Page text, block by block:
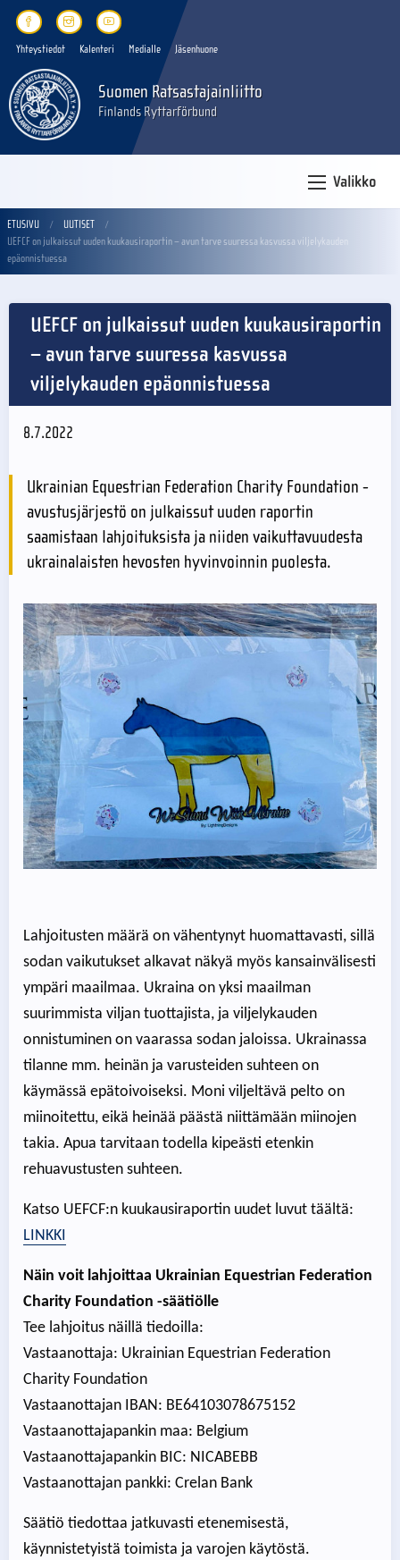
Yhteystiedot Kalenteri Medialle Jäsenhuone
Suomen Ratsastajainliitto
Finlands Ryttarförbund
Valikko
ETUSIVU
UUTISET
UEFCF on julkaissut uuden kuukausiraportin – avun tarve suuressa kasvussa viljelykauden
epäonnistuessa
UEFCF on julkaissut uuden kuukausiraportin
– avun tarve suuressa kasvussa
viljelykauden epäonnistuessa
8.7.2022
Ukrainian Equestrian Federation Charity Foundation -
avustusjärjestö on julkaissut uuden raportin
saamistaan lahjoituksista ja niiden vaikuttavuudesta
ukrainalaisten hevosten hyvinvoinnin puolesta.
Lahjoitusten määrä on vähentynyt huomattavasti, sillä
sodan vaikutukset alkavat näkyä myös kansainvälisesti
ympäri maailmaa. Ukraina on yksi maailman
suurimmista viljan tuottajista, ja viljelykauden
onnistuminen on vaarassa sodan jaloissa. Ukrainassa
tilanne mm. heinän ja varusteiden suhteen on
käymässä epätoivoiseksi. Moni viljeltävä pelto on
miinoitettu, eikä heinää päästä niittämään miinojen
takia. Apua tarvitaan todella kipeästi etenkin
rehuavustusten suhteen.
Katso UEFCF:n kuukausiraportin uudet luvut täältä:
LINKKI
Näin voit lahjoittaa Ukrainian Equestrian Federation
Charity Foundation -säätiölle
Tee lahjoitus näillä tiedoilla:
Vastaanottaja: Ukrainian Equestrian Federation
Charity Foundation
Vastaanottajan IBAN: BE64103078675152
Vastaanottajapankin maa: Belgium
Vastaanottajapankin BIC: NICABEBB
Vastaanottajan pankki: Crelan Bank
Säätiö tiedottaa jatkuvasti etenemisestä,
käynnistetyistä toimista ja varojen käytöstä.